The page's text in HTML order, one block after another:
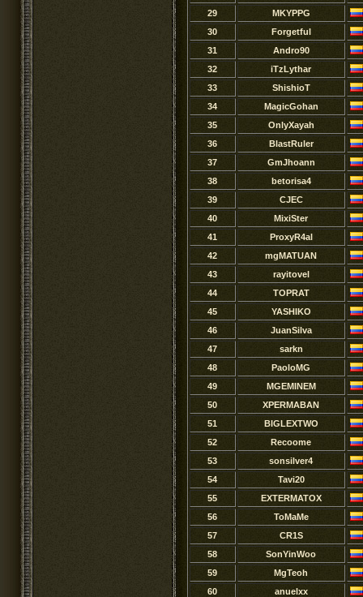
29
MKYPPG
30
Forgetful
31
Andro90
32
iTzLythar
33
ShishioT
34
MagicGohan
35
OnlyXayah
36
BlastRuler
37
GmJhoann
38
betorisa4
39
CJEC
40
MixiSter
41
ProxyR4al
42
mgMATUAN
43
rayitovel
44
TOPRAT
45
YASHIKO
46
JuanSilva
47
sarkn
48
PaoloMG
49
MGEMINEM
50
XPERMABAN
51
BIGLEXTWO
52
Recoome
53
sonsilver4
54
Tavi20
55
EXTERMATOX
56
ToMaMe
57
CR1S
58
SonYinWoo
59
MgTeoh
60
anuelxx